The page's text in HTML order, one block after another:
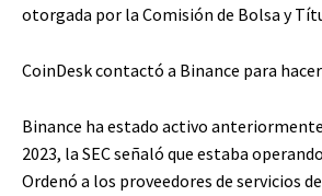
otorgada por la Comisión de Bolsa y
CoinDesk contactó a Binance para
Binance ha estado activo
2023, la SEC señaló que estaba
Ordenó a los proveedores de servicios